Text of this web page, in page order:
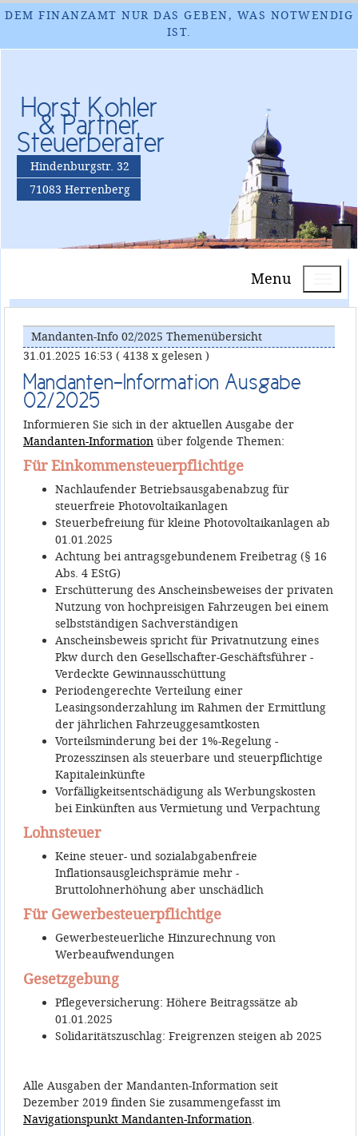
DEM FINANZAMT NUR DAS GEBEN, WAS NOTWENDIG
IST.
Horst Kohler
& Partner
Steuerberater
Hindenburgstr. 32
71083 Herrenberg
Menu
Mandanten-Info 02/2025 Themenübersicht
31.01.2025 16:53 ( 4138 x gelesen )
Mandanten-Information Ausgabe
02/2025
Informieren Sie sich in der aktuellen Ausgabe der
Mandanten-Informationüber folgende Themen:
Für Einkommensteuerpflichtige
Nachlaufender Betriebsausgabenabzug für
steuerfreie Photovoltaikanlagen
Steuerbefreiung für kleine Photovoltaikanlagen ab
01.01.2025
Achtung bei antragsgebundenem Freibetrag (§ 16
Abs. 4 EStG)
Erschütterung des Anscheinsbeweises der privaten
Nutzung von hochpreisigen Fahrzeugen bei einem
selbstständigen Sachverständigen
Anscheinsbeweis spricht für Privatnutzung eines
Pkw durch den Gesellschafter-Geschäftsführer -
Verdeckte Gewinnausschüttung
Periodengerechte Verteilung einer
Leasingsonderzahlung im Rahmen der Ermittlung
der jährlichen Fahrzeuggesamtkosten
Vorteilsminderung bei der 1%-Regelung -
Prozesszinsen als steuerbare und steuerpflichtige
Kapitaleinkünfte
Vorfälligkeitsentschädigung als Werbungskosten
bei Einkünften aus Vermietung und Verpachtung
Lohnsteuer
Keine steuer- und sozialabgabenfreie
Inflationsausgleichsprämie mehr -
Bruttolohnerhöhung aber unschädlich
Für Gewerbesteuerpflichtige
Gewerbesteuerliche Hinzurechnung von
Werbeaufwendungen
Gesetzgebung
Pflegeversicherung: Höhere Beitragssätze ab
01.01.2025
Solidaritätszuschlag: Freigrenzen steigen ab 2025
Alle Ausgaben der Mandanten-Information seit
Dezember 2019 finden Sie zusammengefasst im
Navigationspunkt Mandanten-Information.